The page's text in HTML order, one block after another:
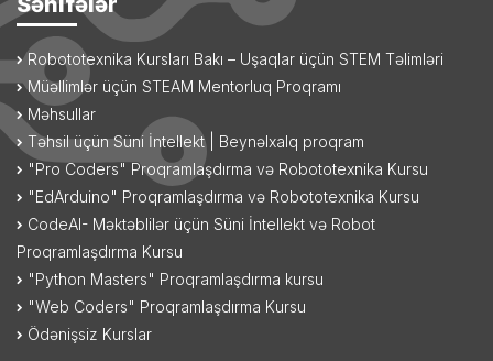
Robototexnika Kursları Bakı – Uşaqlar üçün STEM Təlimləri
Müəllimlər üçün STEAM Mentorluq Proqramı
Məhsullar
Təhsil üçün Süni İntellekt | Beynəlxalq proqram
"Pro Coders" Proqramlaşdırma və Robototexnika Kursu
"EdArduino" Proqramlaşdırma və Robototexnika Kursu
CodeAI- Məktəblilər üçün Süni İntellekt və Robot
Proqramlaşdırma Kursu
"Python Masters" Proqramlaşdırma kursu
"Web Coders" Proqramlaşdırma Kursu
Ödənişsiz Kurslar